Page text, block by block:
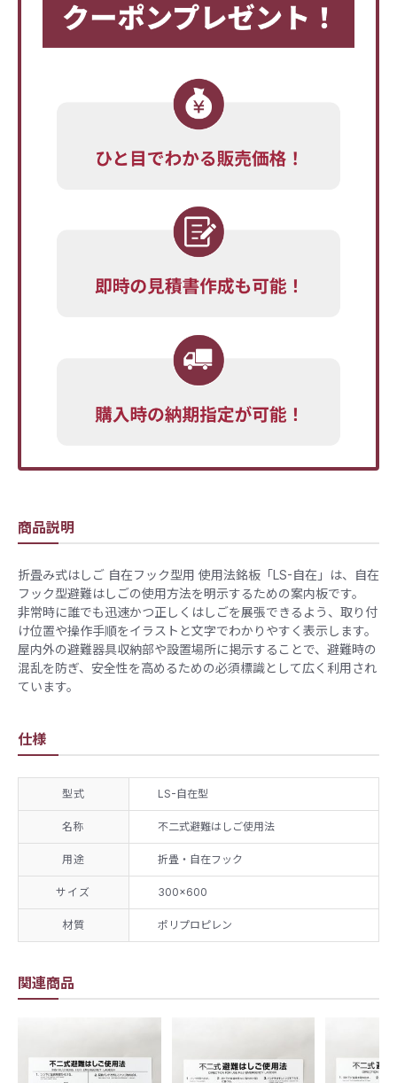
関連商品
商品説明
折畳み式はしご 自在フック型用 使用法銘板「LS-自在」は、自在
フック型避難はしごの使用方法を明示するための案内板です。
非常時に誰でも迅速かつ正しくはしごを展張できるよう、取り付
け位置や操作手順をイラストと文字でわかりやすく表示します。
屋内外の避難器具収納部や設置場所に掲示することで、避難時の
混乱を防ぎ、安全性を高めるための必須標識として広く利用され
ています。
仕様
型式 LS-自在型
名称 不二式避難はしご使用法
用途 折畳・自在フック
サイズ 300×600
材質 ポリプロピレン